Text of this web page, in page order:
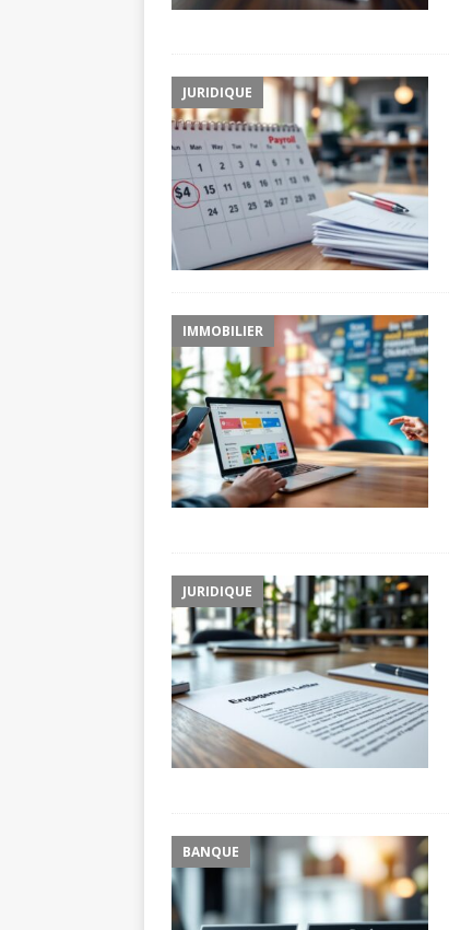
JURIDIQUE
IMMOBILIER
JURIDIQUE
BANQUE